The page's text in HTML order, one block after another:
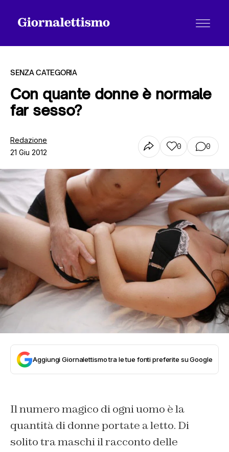
Tutti gli articoli
Chi siamo
Contatti
SENZA CATEGORIA
Con quante donne è normale
far sesso?
Redazione
21 Giu 2012
0 0
Aggiungi Giornalettismo tra le tue fonti preferite su Google
Il numero magico di ogni uomo è la
quantità di donne portate a letto. Di
solito tra maschi il racconto delle